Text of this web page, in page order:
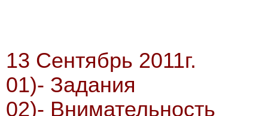
13 Сентябрь 2011г.
01)- Задания
02)- Внимательность